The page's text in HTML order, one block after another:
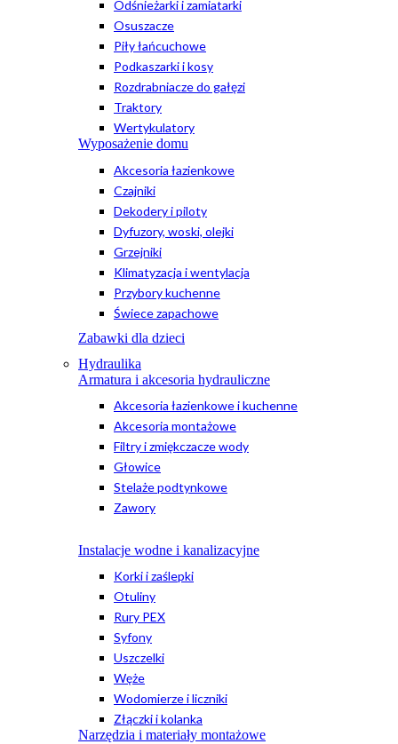
Odśnieżarki i zamiatarki
Osuszacze
Piły łańcuchowe
Podkaszarki i kosy
Rozdrabniacze do gałęzi
Traktory
Wertykulatory
Wyposażenie domu
Akcesoria łazienkowe
Czajniki
Dekodery i piloty
Dyfuzory, woski, olejki
Grzejniki
Klimatyzacja i wentylacja
Przybory kuchenne
Świece zapachowe
Zabawki dla dzieci
Hydraulika
Armatura i akcesoria hydrauliczne
Akcesoria łazienkowe i kuchenne
Akcesoria montażowe
Filtry i zmiękczacze wody
Głowice
Stelaże podtynkowe
Zawory
Instalacje wodne i kanalizacyjne
Korki i zaślepki
Otuliny
Rury PEX
Syfony
Uszczelki
Węże
Wodomierze i liczniki
Złączki i kolanka
Narzędzia i materiały montażowe